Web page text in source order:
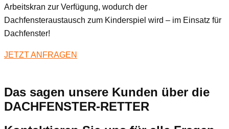
Arbeitskran zur Verfügung, wodurch der
Dachfensteraustausch zum Kinderspiel wird – im Einsatz für
Dachfenster!
JETZT ANFRAGEN
Das sagen unsere Kunden über die
DACHFENSTER-RETTER